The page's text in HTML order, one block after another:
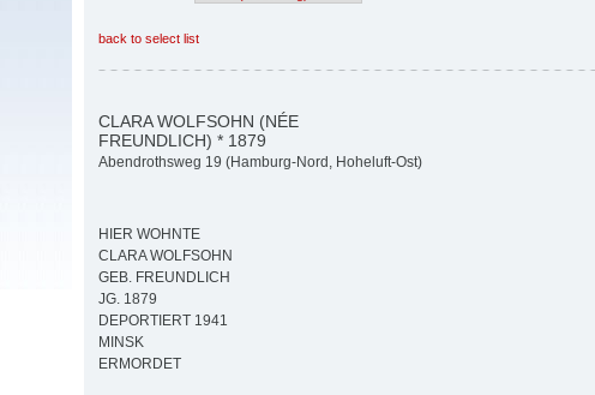
back to select list
CLARA WOLFSOHN (NÉE
FREUNDLICH) * 1879
Abendrothsweg 19 (Hamburg-Nord, Hoheluft-Ost)
HIER WOHNTE
CLARA WOLFSOHN
GEB. FREUNDLICH
JG. 1879
DEPORTIERT 1941
MINSK
ERMORDET